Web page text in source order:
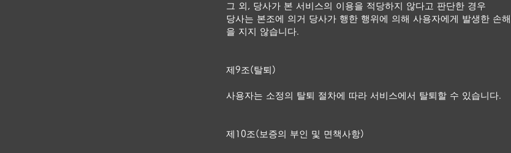
그 외, 당사가 본 서비스의 이용을 적당하지 않다고 판단한 경우
당사는 본조에 의거 당사가 행한 행위에 의해 사용자에게 발생한 손
을 지지 않습니다.
제9조(탈퇴)
사용자는 소정의 탈퇴 절차에 따라 서비스에서 탈퇴할 수 있습니다.
제10조(보증의 부인 및 면책사항)